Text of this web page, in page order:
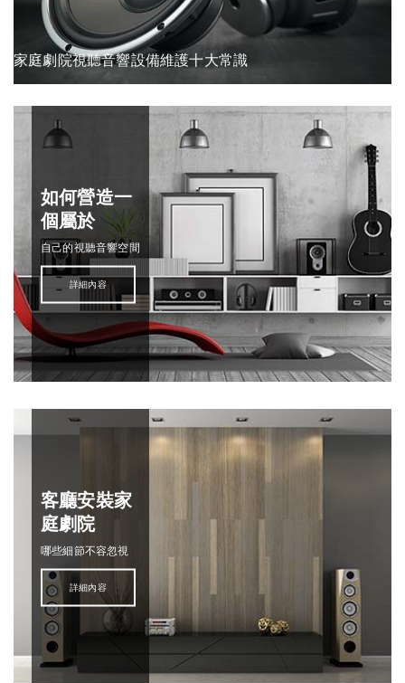
家庭劇院視聽音響設備維護十大常識
如何營造一
個屬於
自己的視聽音響空間
詳細內容
客廳安裝家
庭劇院
哪些細節不容忽視
詳細內容